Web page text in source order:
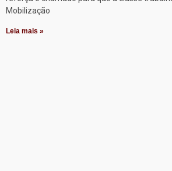
Mobilização
Leia mais »